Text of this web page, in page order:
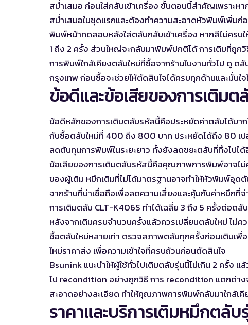
สม่ำเสมอ ก่อนใส่กลับเข้าเครื่อง ขั้นตอนนี้สำคัญเพราะห
สม่ำเสมอในชุดแรกและต้องทำความสะอาดหัวพิมพ์เพิ่มก่
พิมพ์หน้าทดสอบหลังใส่ตลับกลับเข้าเครื่อง หากสีไม่ครบ
1 ถึง 2 ครั้ง ส่วนใหญ่จะกลับมาพิมพ์ปกติได้ การเติมที่ถูก
การพิมพ์ใกล้เคียงตลับใหม่ที่ซื้อจากร้านในงานทั่วไป ดู ตลั
กรุงเทพก่อนซื้อจะช่วยให้ตัดสินใจได้ครบทุกด้านและมั่นใ
ข้อดีและข้อเสียของการเติม
ข้อดีหลักของการเติมตลับรหัสนี้คือประหยัดค่าตลับได้มา
กับซื้อตลับใหม่ที่ 400 ถึง 800 บาท ประหยัดได้ถึง 80 เ
ลดต้นทุนการพิมพ์ในระยะยาว ทั้งยังลดขยะตลับที่ทิ้งไปไ
ข้อเสียของการเติมตลับรหัสนี้คือคุณภาพการพิมพ์อาจไ
ของผู้เติม หมึกเติมที่ไม่ได้มาตรฐานอาจทำให้หัวพิมพ์อุด
จากร้านที่น่าเชื่อถือเพื่อลดความเสี่ยงและคุ้มกับค่าหมึกที่จ่
การเติมตลับ CLT-K406S ทำได้เฉลี่ย 3 ถึง 5 ครั้งต่อต
หลังจากเติมครบจำนวนครั้งแล้วควรเปลี่ยนตลับใหม่ ไม่ค
ซื้อตลับใหม่หลายเท่า ตรวจสภาพตลับทุกครั้งก่อนเติมเ
ใหม่ราคาส่ง เพื่อความเข้าใจที่ครบถ้วนก่อนตัดสินใจ
Bsunink แนะนำให้ผู้ใช้ทั่วไปเติมตลับรุ่นนี้ไม่เกิน 2 ครั้ง
ไป recondition อย่างถูกวิธี การ recondition แตกต่าง
สะอาดอย่างละเอียด ทำให้คุณภาพการพิมพ์กลับมาใกล้เคี
ราคาและบริการเติมหมึกตลั